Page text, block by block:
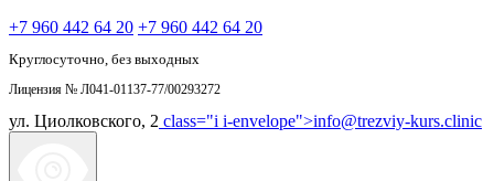
+7 960 442 64 20 +7 960 442 64 20
Круглосуточно, без выходных
Лицензия № Л041-01137-77/00293272
ул. Циолковского, 2 class="i i-envelope">info@trezviy-kurs.clinic